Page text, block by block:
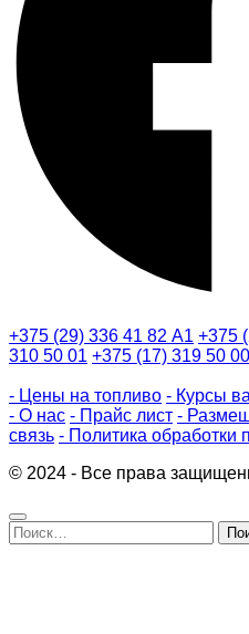
+375 (29) 336 41 82 А1 +375
310 50 01 +375 (17) 319 50 00
- Цены на топливо - Курсы
- О нас - Прайс лист -
связь - Политика обработки
© 2024 - Все права
Найти: